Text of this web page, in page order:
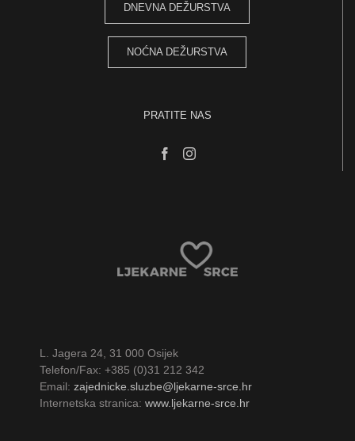
DNEVNA DEŽURSTVA
NOĆNA DEŽURSTVA
PRATITE NAS
L. Jagera 24, 31 000 Osijek
Telefon/Fax: +385 (0)31 212 342
Email: zajednicke.sluzbe@ljekarne-srce.hr
Internetska stranica: www.ljekarne-srce.hr